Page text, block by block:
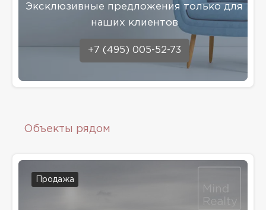
Эксклюзивные предложения только для
наших клиентов
+7 (495) 005-52-73
Объекты рядом
Продажа